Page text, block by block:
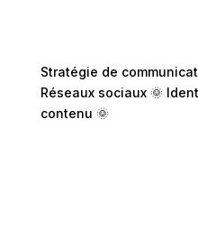
Stratégie de
Réseaux sociaux 🌞
contenu 🌞